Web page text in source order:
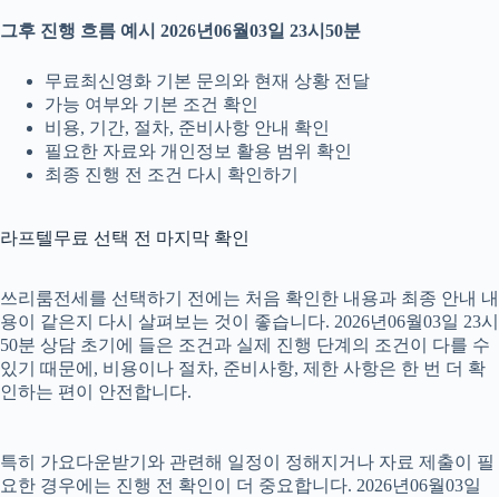
그후 진행 흐름 예시 2026년06월03일 23시50분
무료최신영화 기본 문의와 현재 상황 전달
가능 여부와 기본 조건 확인
비용, 기간, 절차, 준비사항 안내 확인
필요한 자료와 개인정보 활용 범위 확인
최종 진행 전 조건 다시 확인하기
라프텔무료 선택 전 마지막 확인
쓰리룸전세를 선택하기 전에는 처음 확인한 내용과 최종 안내 내
용이 같은지 다시 살펴보는 것이 좋습니다. 2026년06월03일 23시
50분 상담 초기에 들은 조건과 실제 진행 단계의 조건이 다를 수
있기 때문에, 비용이나 절차, 준비사항, 제한 사항은 한 번 더 확
인하는 편이 안전합니다.
특히 가요다운받기와 관련해 일정이 정해지거나 자료 제출이 필
요한 경우에는 진행 전 확인이 더 중요합니다. 2026년06월03일